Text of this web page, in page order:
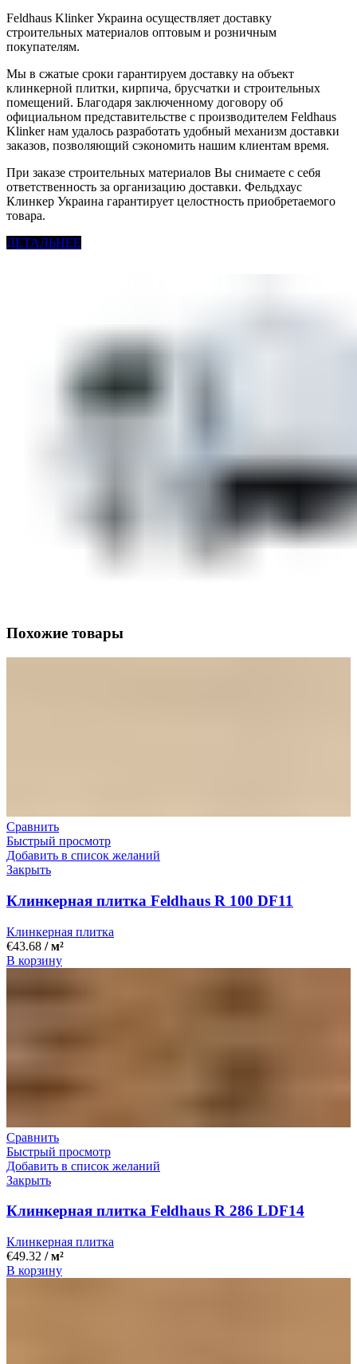
Feldhaus Klinker Украина осуществляет доставку
строительных материалов оптовым и розничным
покупателям.
Мы в сжатые сроки гарантируем доставку на объект
клинкерной плитки, кирпича, брусчатки и строительных
помещений. Благодаря заключенному договору об
официальном представительстве с производителем Feldhaus
Klinker нам удалось разработать удобный механизм доставки
заказов, позволяющий сэкономить нашим клиентам время.
При заказе строительных материалов Вы снимаете с себя
ответственность за организацию доставки. Фельдхаус
Клинкер Украина гарантирует целостность приобретаемого
товара.
ДЕТАЛЬНЕЕ
Похожие товары
Сравнить
Быстрый просмотр
Добавить в список желаний
Закрыть
Клинкерная плитка Feldhaus R 100 DF11
Клинкерная плитка
€43.68 / м²
В корзину
Сравнить
Быстрый просмотр
Добавить в список желаний
Закрыть
Клинкерная плитка Feldhaus R 286 LDF14
Клинкерная плитка
€49.32 / м²
В корзину